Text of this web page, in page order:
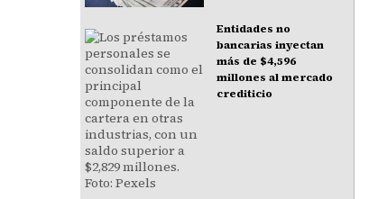
Entidades no
bancarias inyectan
más de $4,596
millones al mercado
crediticio